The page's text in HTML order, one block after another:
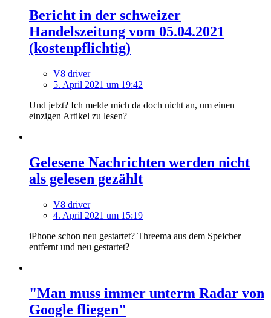
Bericht in der schweizer
Handelszeitung vom 05.04.2021
(kostenpflichtig)
V8 driver
5. April 2021 um 19:42
Und jetzt? Ich melde mich da doch nicht an, um einen
einzigen Artikel zu lesen?
Gelesene Nachrichten werden nicht
als gelesen gezählt
V8 driver
4. April 2021 um 15:19
iPhone schon neu gestartet? Threema aus dem Speicher
entfernt und neu gestartet?
"Man muss immer unterm Radar von
Google fliegen"